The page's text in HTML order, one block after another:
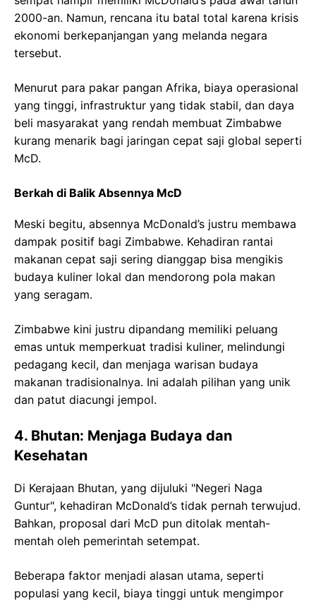
2000-an. Namun, rencana itu batal total karena krisis
ekonomi berkepanjangan yang melanda negara
tersebut.
Menurut para pakar pangan Afrika, biaya operasional
yang tinggi, infrastruktur yang tidak stabil, dan daya
beli masyarakat yang rendah membuat Zimbabwe
kurang menarik bagi jaringan cepat saji global seperti
McD.
Berkah di Balik Absennya McD
Meski begitu, absennya McDonald’s justru membawa
dampak positif bagi Zimbabwe. Kehadiran rantai
makanan cepat saji sering dianggap bisa mengikis
budaya kuliner lokal dan mendorong pola makan
yang seragam.
Zimbabwe kini justru dipandang memiliki peluang
emas untuk memperkuat tradisi kuliner, melindungi
pedagang kecil, dan menjaga warisan budaya
makanan tradisionalnya. Ini adalah pilihan yang unik
dan patut diacungi jempol.
4. Bhutan: Menjaga Budaya dan
Kesehatan
Di Kerajaan Bhutan, yang dijuluki "Negeri Naga
Guntur", kehadiran McDonald’s tidak pernah terwujud.
Bahkan, proposal dari McD pun ditolak mentah-
mentah oleh pemerintah setempat.
Beberapa faktor menjadi alasan utama, seperti
populasi yang kecil, biaya tinggi untuk mengimpor